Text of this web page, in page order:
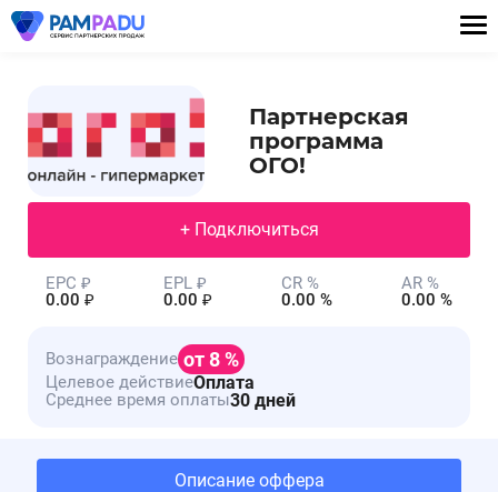
Партнерская
программа
ОГО!
+ Подключиться
EPC ₽
0.00 ₽
EPL ₽
0.00 ₽
CR %
0.00 %
AR %
0.00 %
Вознаграждение от 8 %
Целевое действиеОплата
Среднее время оплаты30 дней
Описание оффера